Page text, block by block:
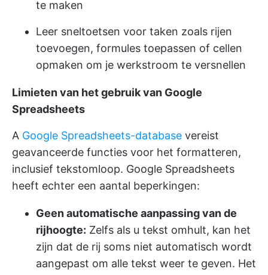
te maken
Leer sneltoetsen voor taken zoals rijen
toevoegen, formules toepassen of cellen
opmaken om je werkstroom te versnellen
Limieten van het gebruik van Google
Spreadsheets
A Google Spreadsheets-database vereist
geavanceerde functies voor het formatteren,
inclusief tekstomloop. Google Spreadsheets
heeft echter een aantal beperkingen:
Geen automatische aanpassing van de
rijhoogte: Zelfs als u tekst omhult, kan het
zijn dat de rij soms niet automatisch wordt
aangepast om alle tekst weer te geven. Het